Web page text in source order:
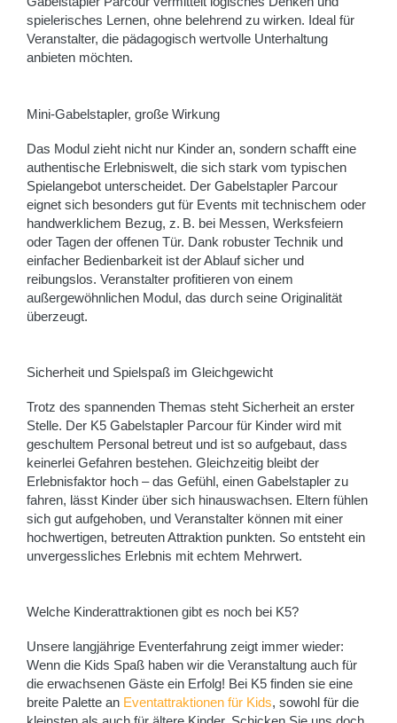
spielerisches Lernen, ohne belehrend zu wirken. Ideal für
Veranstalter, die pädagogisch wertvolle Unterhaltung
anbieten möchten.
Mini-Gabelstapler, große Wirkung
Das Modul zieht nicht nur Kinder an, sondern schafft eine
authentische Erlebniswelt, die sich stark vom typischen
Spielangebot unterscheidet. Der Gabelstapler Parcour
eignet sich besonders gut für Events mit technischem oder
handwerklichem Bezug, z. B. bei Messen, Werksfeiern
oder Tagen der offenen Tür. Dank robuster Technik und
einfacher Bedienbarkeit ist der Ablauf sicher und
reibungslos. Veranstalter profitieren von einem
außergewöhnlichen Modul, das durch seine Originalität
überzeugt.
Sicherheit und Spielspaß im Gleichgewicht
Trotz des spannenden Themas steht Sicherheit an erster
Stelle. Der K5 Gabelstapler Parcour für Kinder wird mit
geschultem Personal betreut und ist so aufgebaut, dass
keinerlei Gefahren bestehen. Gleichzeitig bleibt der
Erlebnisfaktor hoch – das Gefühl, einen Gabelstapler zu
fahren, lässt Kinder über sich hinauswachsen. Eltern fühlen
sich gut aufgehoben, und Veranstalter können mit einer
hochwertigen, betreuten Attraktion punkten. So entsteht ein
unvergessliches Erlebnis mit echtem Mehrwert.
Welche Kinderattraktionen gibt es noch bei K5?
Unsere langjährige Eventerfahrung zeigt immer wieder:
Wenn die Kids Spaß haben wir die Veranstaltung auch für
die erwachsenen Gäste ein Erfolg! Bei K5 finden sie eine
breite Palette an Eventattraktionen für Kids, sowohl für die